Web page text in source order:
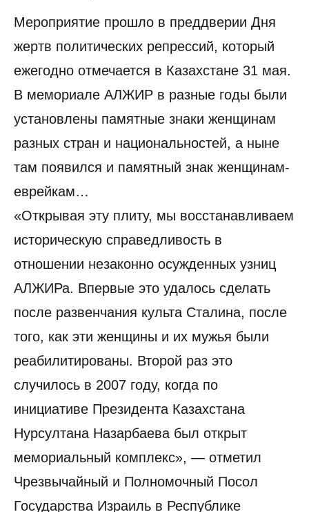
Мероприятие прошло в преддверии Дня
жертв политических репрессий, который
ежегодно отмечается в Казахстане 31 мая.
В мемориале АЛЖИР в разные годы были
установлены памятные знаки женщинам
разных стран и национальностей, а ныне
там появился и памятный знак женщинам-
еврейкам…
«Открывая эту плиту, мы восстанавливаем
историческую справедливость в
отношении незаконно осужденных узниц
АЛЖИРа. Впервые это удалось сделать
после развенчания культа Сталина, после
того, как эти женщины и их мужья были
реабилитированы. Второй раз это
случилось в 2007 году, когда по
инициативе Президента Казахстана
Нурсултана Назарбаева был открыт
мемориальный комплекс», — отметил
Чрезвычайный и Полномочный Посол
Государства Израиль в Республике